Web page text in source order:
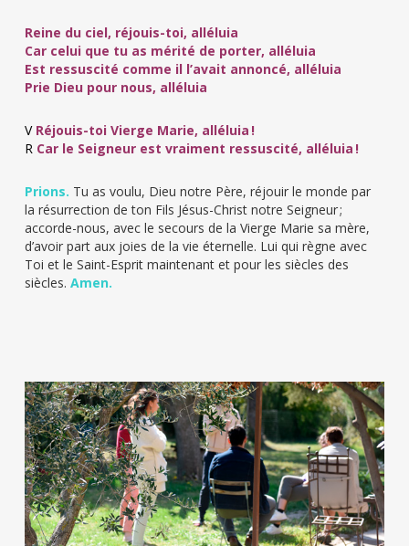
Reine du ciel, réjouis-toi, alléluia
Car celui que tu as mérité de porter, alléluia
Est ressuscité comme il l’avait annoncé, alléluia
Prie Dieu pour nous, alléluia
VRéjouis-toi Vierge Marie, alléluia !
R Car le Seigneur est vraiment ressuscité, alléluia !
Prions. Tu as voulu, Dieu notre Père, réjouir le monde par
la résurrection de ton Fils Jésus-Christ notre Seigneur ;
accorde-nous, avec le secours de la Vierge Marie sa mère,
d’avoir part aux joies de la vie éternelle. Lui qui règne avec
Toi et le Saint-Esprit maintenant et pour les siècles des
siècles. Amen.